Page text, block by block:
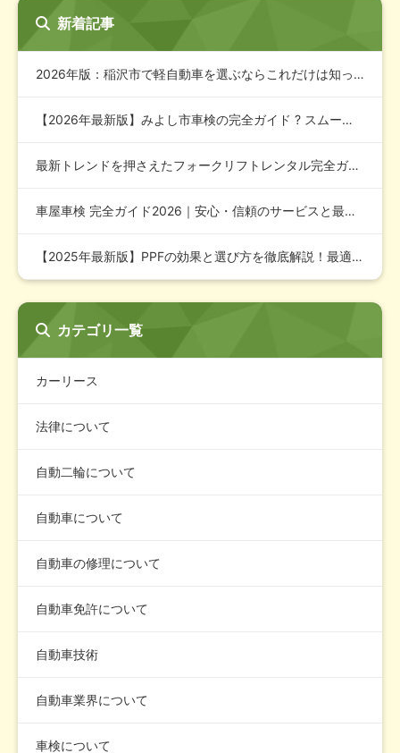
新着記事
2026年版：稲沢市で軽自動車を選ぶならこれだけは知っておき…
【2026年最新版】みよし市車検の完全ガイド ? スムーズで…
最新トレンドを押さえたフォークリフトレンタル完全ガイド202…
車屋車検 完全ガイド2026｜安心・信頼のサービスと最適な費…
【2025年最新版】PPFの効果と選び方を徹底解説！最適な対…
カテゴリ一覧
カーリース
法律について
自動二輪について
自動車について
自動車の修理について
自動車免許について
自動車技術
自動車業界について
車検について